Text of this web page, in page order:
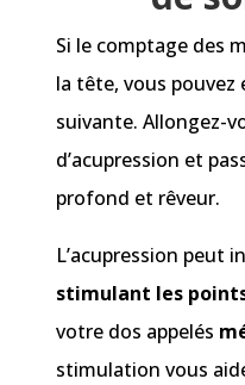
Si le comptage des
la tête, vous pouvez
suivante. Allongez-
d’acupression et
profond et rêveur.
L’acupression peut
stimulant les
votre dos appelés
stimulation vous